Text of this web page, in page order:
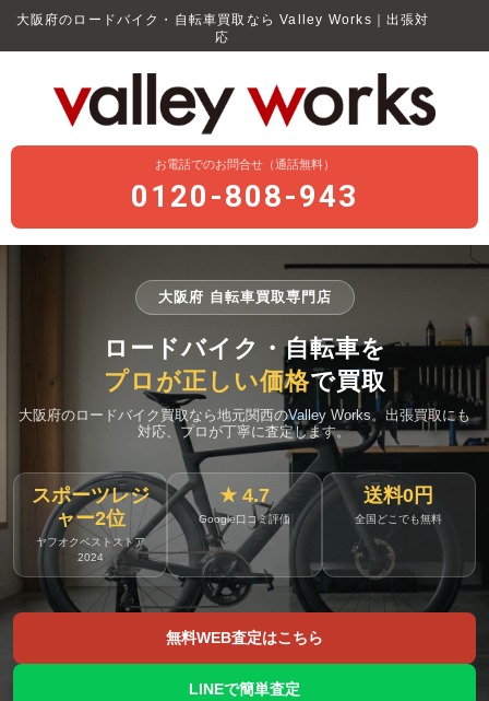
大阪府のロードバイク・自転車買取なら Valley Works｜出張対
応
お電話でのお問合せ（通話無料）
0120-808-943
大阪府 自転車買取専門店
ロードバイク・自転車を
プロが正しい価格で買取
大阪府のロードバイク買取なら地元関西のValley Works。出張買取にも
対応、プロが丁寧に査定します。
スポーツレジ
ャー2位
ヤフオクベストストア
2024
★ 4.7
Google口コミ評価
送料0円
全国どこでも無料
無料WEB査定はこちら
LINEで簡単査定